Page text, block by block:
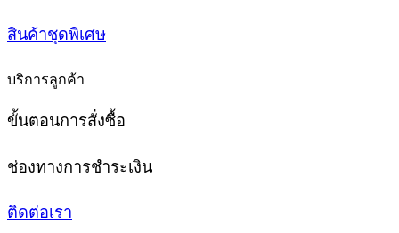
สินค้าชุดพิเศษ
บริการลูกค้า
ขั้นตอนการสั่งซื้อ
ช่องทางการชำระเงิน
ติดต่อเรา